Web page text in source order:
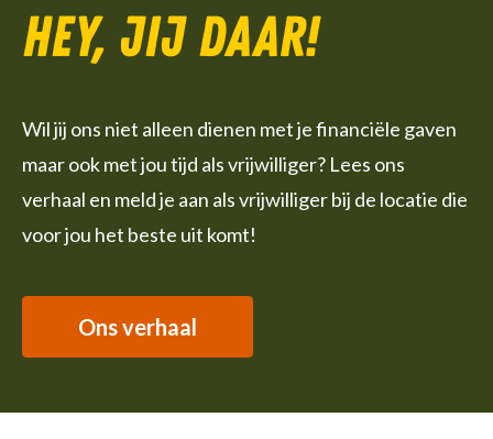
Hey, jij daar!
Wil jij ons niet alleen dienen met je financiële gaven
maar ook met jou tijd als vrijwilliger? Lees ons
verhaal en meld je aan als vrijwilliger bij de locatie die
voor jou het beste uit komt!
Ons verhaal